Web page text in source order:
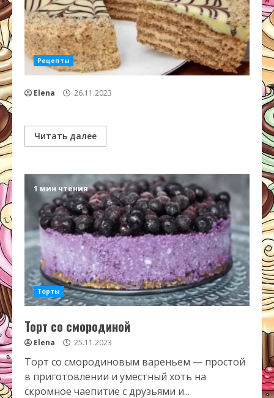
Рецепты
Elena 26.11.2023
Читать далее
1 мин чтения
Торты
Торт со смородиной
Elena 25.11.2023
Торт со смородиновым вареньем — простой
в приготовлении и уместный хоть на
скромное чаепитие с друзьями и...